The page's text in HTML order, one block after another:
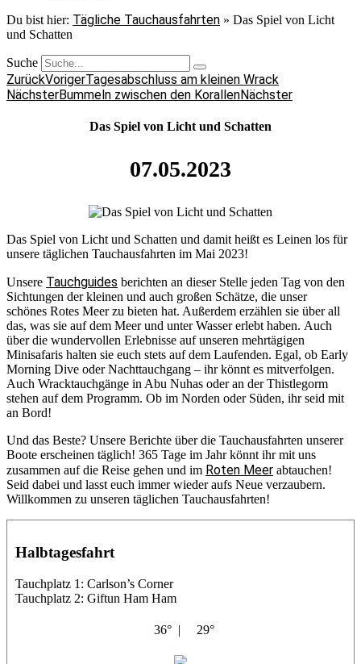
Du bist hier: Tägliche Tauchausfahrten » Das Spiel von Licht
und Schatten
Suche
ZurückVorigerTagesabschluss am kleinen Wrack
NächsterBummeln zwischen den KorallenNächster
Das Spiel von Licht und Schatten
07.05.2023
Das Spiel von Licht und Schatten und damit heißt es Leinen los für
unsere täglichen Tauchausfahrten im Mai 2023!
Unsere Tauchguides berichten an dieser Stelle jeden Tag von den
Sichtungen der kleinen und auch großen Schätze, die unser
schönes Rotes Meer zu bieten hat. Außerdem erzählen sie über all
das, was sie auf dem Meer und unter Wasser erlebt haben. Auch
über die wundervollen Erlebnisse auf unseren mehrtägigen
Minisafaris halten sie euch stets auf dem Laufenden. Egal, ob Early
Morning Dive oder Nachttauchgang – ihr könnt es mitverfolgen.
Auch Wracktauchgänge in Abu Nuhas oder an der Thistlegorm
stehen auf dem Programm. Ob im Norden oder Süden, ihr seid mit
an Bord!
Und das Beste? Unsere Berichte über die Tauchausfahrten unserer
Boote erscheinen täglich! 365 Tage im Jahr könnt ihr mit uns
zusammen auf die Reise gehen und im Roten Meer abtauchen!
Seid dabei und lasst euch immer wieder aufs Neue verzaubern.
Willkommen zu unseren täglichen Tauchausfahrten!
Halbtagesfahrt
Tauchplatz 1: Carlson’s Corner
Tauchplatz 2: Giftun Ham Ham
36° | 29°